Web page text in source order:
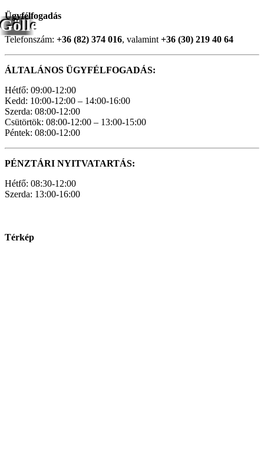
Gölle
Ügyfélfogadás
Telefonszám: +36 (82) 374 016, valamint +36 (30) 219 40 64
ÁLTALÁNOS ÜGYFÉLFOGADÁS:
Hétfő: 09:00-12:00
Kedd: 10:00-12:00 – 14:00-16:00
Szerda: 08:00-12:00
Csütörtök: 08:00-12:00 – 13:00-15:00
Péntek: 08:00-12:00
PÉNZTÁRI NYITVATARTÁS:
Hétfő: 08:30-12:00
Szerda: 13:00-16:00
Térkép